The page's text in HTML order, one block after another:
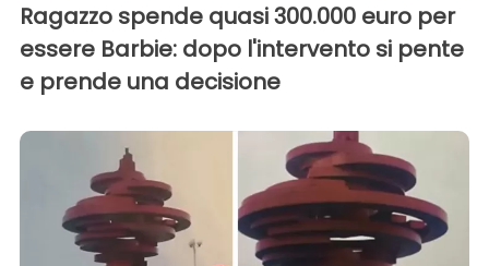
Ragazzo spende quasi 300.000 euro per
essere Barbie: dopo l'intervento si pente
e prende una decisione